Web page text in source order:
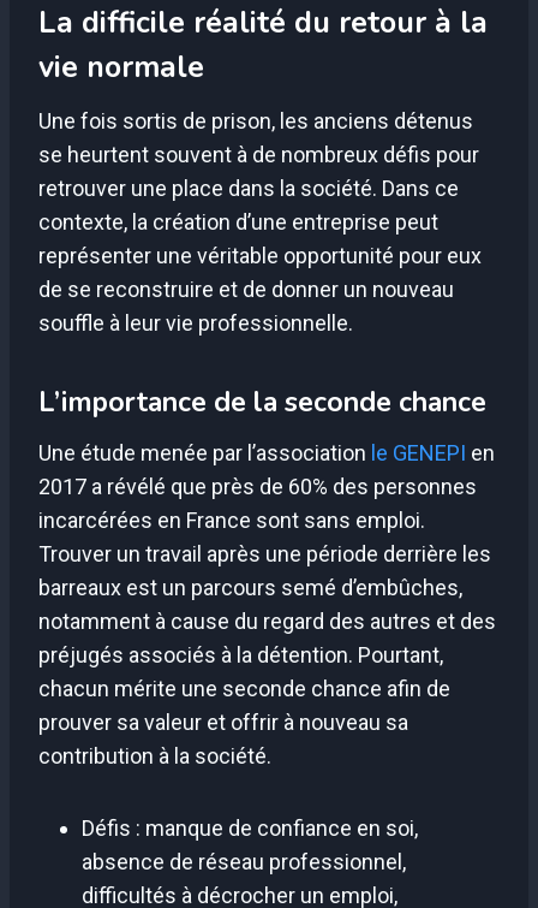
La difficile réalité du retour à la
vie normale
Une fois sortis de prison, les anciens détenus
se heurtent souvent à de nombreux défis pour
retrouver une place dans la société. Dans ce
contexte, la création d’une entreprise peut
représenter une véritable opportunité pour eux
de se reconstruire et de donner un nouveau
souffle à leur vie professionnelle.
L’importance de la seconde chance
Une étude menée par l’association le GENEPI en
2017 a révélé que près de 60% des personnes
incarcérées en France sont sans emploi.
Trouver un travail après une période derrière les
barreaux est un parcours semé d’embûches,
notamment à cause du regard des autres et des
préjugés associés à la détention. Pourtant,
chacun mérite une seconde chance afin de
prouver sa valeur et offrir à nouveau sa
contribution à la société.
Défis : manque de confiance en soi,
absence de réseau professionnel,
difficultés à décrocher un emploi,